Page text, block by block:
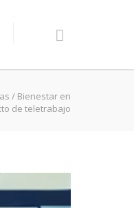
/ Bienestar en
de teletrabajo